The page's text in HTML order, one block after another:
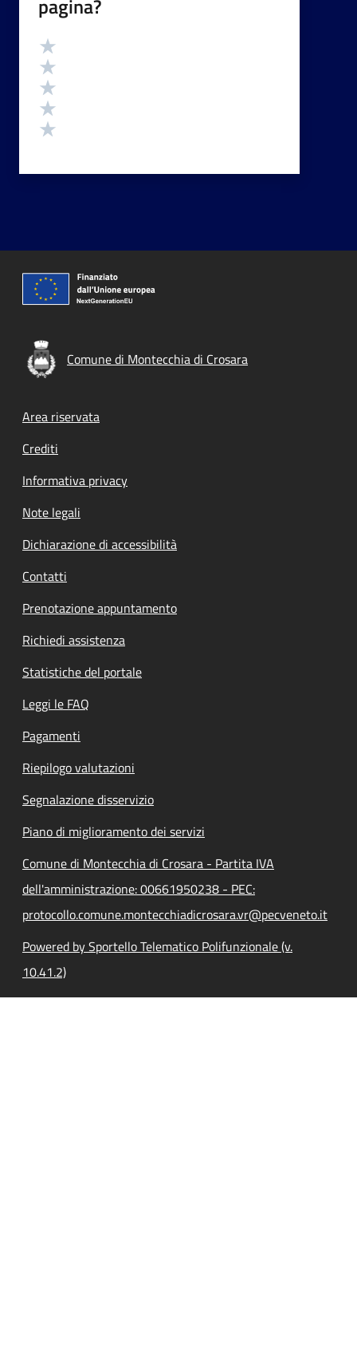
pagina?
Valutazione
Comune di Montecchia di Crosara
Footer menu
Area riservata
Crediti
Informativa privacy
Note legali
Dichiarazione di accessibilità
Contatti
Prenotazione appuntamento
Richiedi assistenza
Statistiche del portale
Leggi le FAQ
Pagamenti
Riepilogo valutazioni
Segnalazione disservizio
Piano di miglioramento dei servizi
Comune di Montecchia di Crosara - Partita IVA
dell'amministrazione: 00661950238 - PEC:
protocollo.comune.montecchiadicrosara.vr@pecveneto.it
Powered by Sportello Telematico Polifunzionale (v.
10.41.2)